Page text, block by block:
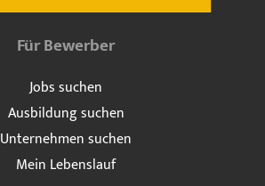
Für Bewerber
Jobs suchen
Ausbildung suchen
Unternehmen suchen
Mein Lebenslauf